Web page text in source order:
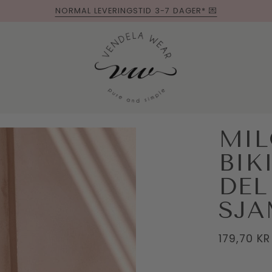
NORMAL LEVERINGSTID 3-7 DAGER* 💌
179,70 KR